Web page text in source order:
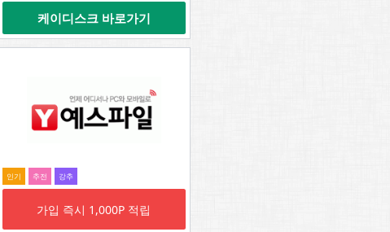
케이디스크 바로가기
인기 추전 강추
가입 즉시 1,000P 적립